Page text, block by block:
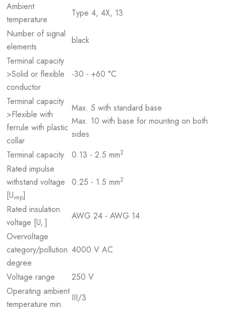
Ambient
temperature
Type 4, 4X, 13
Number of signal
elements
black
Terminal capacity
>Solid or flexible
conductor
-30 - +60 °C
Terminal capacity
>Flexible with
ferrule with plastic
collar
Max. 5 with standard base
Max. 10 with base for mounting on both
sides
Terminal capacity
0.13 - 2.5 mm2
Rated impulse
withstand voltage
[Uimp]
0.25 - 1.5 mm2
Rated insulation
voltage [Ui ]
AWG 24 - AWG 14
Overvoltage
category/pollution
degree
4000 V AC
Voltage range
250 V
Operating ambient
temperature min.
III/3